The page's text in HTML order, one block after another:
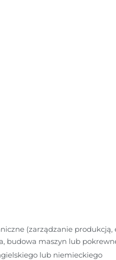
(zarządzanie produkcją,
budowa maszyn lub
lub niemieckiego